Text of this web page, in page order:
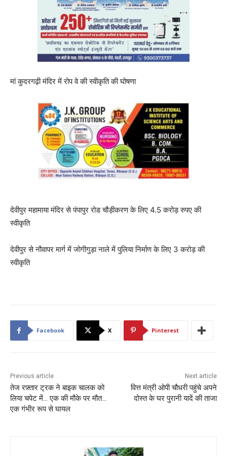
मां कुदरगढ़ी मंदिर में रोप वे की स्वीकृति की घोषणा
देवीपुर महामाया मंदिर से पंपापुर रोड चौड़ीकरण के लिए 4.5 करोड़ रुपए की
स्वीकृति
देवीपुर से नौवापर मार्ग में जोगीगुड़ा नाले में पुलिया निर्माण के लिए 3 करोड़ की
स्वीकृति
Facebook X Pinterest
Previous article
तेज रफ़्तार ट्रक ने बाइक चालक को
लिया चपेट में… एक की मौके पर मौत…
एक गंभीर रूप से घायल
Next article
वित्त मंत्री ओपी चौधरी पहुंचे अपने
दोस्त के घर पुरानी यादें की ताजा